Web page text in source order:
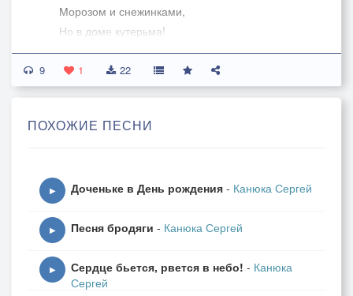
Морозом и снежинками,
Но в доме кутерьма!
За окнами - салют,
К столу уже зовут,
Желают всем любви, добра
Он уже в пути!
Будет впереди!
И гляди вперед!
Солнце выйдет из-за тучь,
9 1 22
ПОХОЖИЕ ПЕСНИ
▶ Доченьке в День рождения - Канюка Сергей
▶ Песня бродяги - Канюка Сергей
▶ Сердце бьется, рвется в небо! - Канюка
Сергей